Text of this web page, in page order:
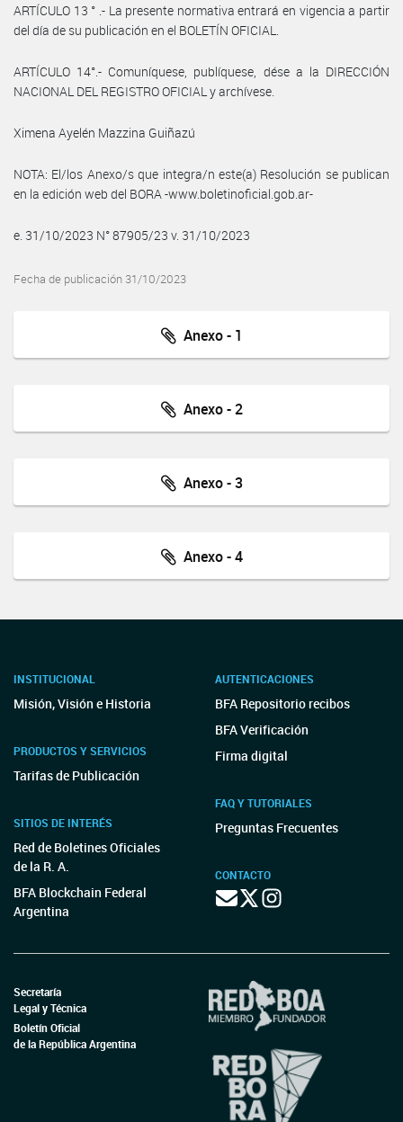
ARTÍCULO 13 ° .- La presente normativa entrará en vigencia a partir
del día de su publicación en el BOLETÍN OFICIAL.
ARTÍCULO 14°.- Comuníquese, publíquese, dése a la DIRECCIÓN
NACIONAL DEL REGISTRO OFICIAL y archívese.
Ximena Ayelén Mazzina Guiñazú
NOTA: El/los Anexo/s que integra/n este(a) Resolución se publican
en la edición web del BORA -www.boletinoficial.gob.ar-
e. 31/10/2023 N° 87905/23 v. 31/10/2023
Fecha de publicación 31/10/2023
Anexo - 1
Anexo - 2
Anexo - 3
Anexo - 4
INSTITUCIONAL
Misión, Visión e Historia
PRODUCTOS Y SERVICIOS
Tarifas de Publicación
SITIOS DE INTERÉS
Red de Boletines Oficiales
de la R. A.
BFA Blockchain Federal
Argentina
AUTENTICACIONES
BFA Repositorio recibos
BFA Verificación
Firma digital
FAQ Y TUTORIALES
Preguntas Frecuentes
CONTACTO
Secretaría
Legal y Técnica
Boletín Oficial
de la República Argentina